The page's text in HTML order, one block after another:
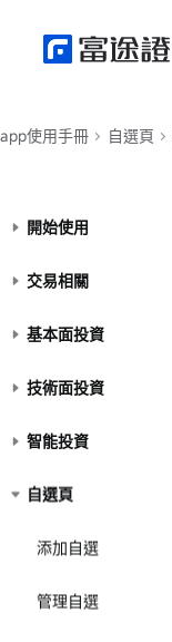
app使用手冊 自選頁
開始使用
交易相關
基本面投資
技術面投資
智能投資
自選頁
添加自選
管理自選